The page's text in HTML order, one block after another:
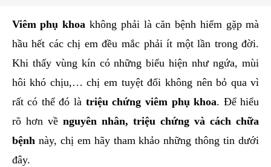
Viêm phụ khoa không phải là căn bệnh hiếm gặp mà
hầu hết các chị em đều mắc phải ít một lần trong đời.
Khi thấy vùng kín có những biểu hiện như ngứa, mùi
hôi khó chịu,… chị em tuyệt đối không nên bỏ qua vì
rất có thể đó là triệu chứng viêm phụ khoa. Để hiểu
rõ hơn về nguyên nhân, triệu chứng và cách chữa
bệnhnày, chị em hãy tham khảo những thông tin dưới
đây.